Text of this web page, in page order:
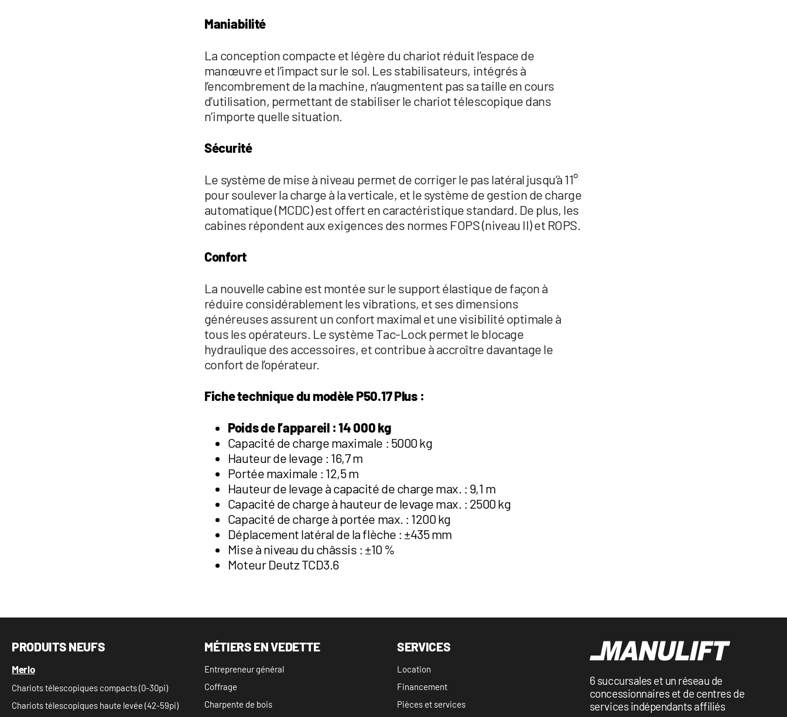
Maniabilité
La conception compacte et légère du chariot réduit l’espace de
manœuvre et l’impact sur le sol. Les stabilisateurs, intégrés à
l’encombrement de la machine, n’augmentent pas sa taille en cours
d’utilisation, permettant de stabiliser le chariot télescopique dans
n’importe quelle situation.
Sécurité
Le système de mise à niveau permet de corriger le pas latéral jusqu’à 11°
pour soulever la charge à la verticale, et le système de gestion de charge
automatique (MCDC) est offert en caractéristique standard. De plus, les
cabines répondent aux exigences des normes FOPS (niveau II) et ROPS.
Confort
La nouvelle cabine est montée sur le support élastique de façon à
réduire considérablement les vibrations, et ses dimensions
généreuses assurent un confort maximal et une visibilité optimale à
tous les opérateurs. Le système Tac-Lock permet le blocage
hydraulique des accessoires, et contribue à accroître davantage le
confort de l’opérateur.
Fiche technique du modèle P50.17 Plus :
Poids de l’appareil : 14 000 kg
Capacité de charge maximale : 5000 kg
Hauteur de levage : 16,7 m
Portée maximale : 12,5 m
Hauteur de levage à capacité de charge max. : 9,1 m
Capacité de charge à hauteur de levage max. : 2500 kg
Capacité de charge à portée max. : 1200 kg
Déplacement latéral de la flèche : ±435 mm
Mise à niveau du châssis : ±10 %
Moteur Deutz TCD3.6
PRODUITS NEUFS
Merlo
Chariots télescopiques compacts (0-30pi)
Chariots télescopiques haute levée (42-59pi)
MÉTIERS EN VEDETTE
Entrepreneur général
Coffrage
Charpente de bois
SERVICES
Location
Financement
Pièces et services
6 succursales et un réseau de
concessionnaires et de centres de
services indépendants affiliés